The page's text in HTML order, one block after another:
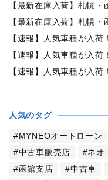
人気のタグ
MYNEOオートローン
中古車販売店
ネオ
函館支店
中古車